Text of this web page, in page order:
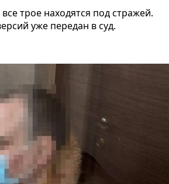
трое находятся под стражей.
уже передан в суд.